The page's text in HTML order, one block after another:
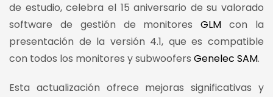
de estudio, celebra el 15 aniversario de su valorado
software de gestión de monitoresGLM con la
presentación de la versión 4.1, que es compatible
con todos los monitores y subwoofers Genelec SAM.
Esta actualización ofrece mejoras significativas y